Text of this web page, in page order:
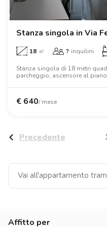
Ville
Loft
Ville
Loft
Ville
Loft
Ville
Loft
Ville
Loft
Ville
Loft
Firenze
Ville
Loft
Roma
Ville
Loft
Napoli
Ville
Loft
Catania
Ville
Loft
Padova
Ville
Loft
Stanza singola in Via
18 ㎡ ? inquilini
Stanza singola di 18 metri
parcheggio, ascensore al
€ 640/ mese
Precedente
Affitto per